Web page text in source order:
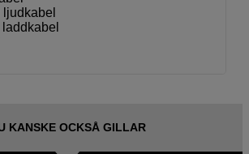
KANSKE OCKSÅ GILLAR